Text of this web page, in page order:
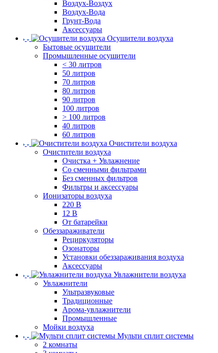
Воздух-Воздух
Воздух-Вода
Грунт-Вода
Аксессуары
Осушители воздуха
Бытовые осушители
Промышленные осушители
< 30 литров
50 литров
70 литров
80 литров
90 литров
100 литров
> 100 литров
40 литров
60 литров
Очистители воздуха
Очистители воздуха
Очистка + Увлажнение
Cо сменными фильтрами
Без сменных фильтров
Фильтры и аксессуары
Ионизаторы воздуха
220 В
12 В
От батарейки
Обеззараживатели
Рециркуляторы
Озонаторы
Установки обеззараживания воздуха
Аксессуары
Увлажнители воздуха
Увлажнители
Ультразвуковые
Традиционные
Арома-увлажнители
Промышленные
Мойки воздуха
Мульти сплит системы
2 комнаты